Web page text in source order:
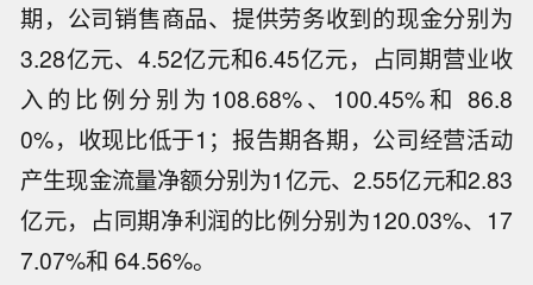
期，公司销售商品、提供劳务收到的现金分别为
3.28亿元、4.52亿元和6.45亿元，占同期营业收
入的比例分别为108.68%、100.45%和 86.8
0%，收现比低于1；报告期各期，公司经营活动
产生现金流量净额分别为1亿元、2.55亿元和2.83
亿元，占同期净利润的比例分别为120.03%、17
7.07%和 64.56%。